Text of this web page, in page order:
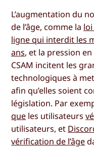
L’augmentation du
de l’âge, comme la
ligne qui interdit les
ans, et la pression
CSAM incitent les
technologiques à
afin qu’elles soient
législation. Par
que les utilisateurs
utilisateurs, et
vérification de l’âge